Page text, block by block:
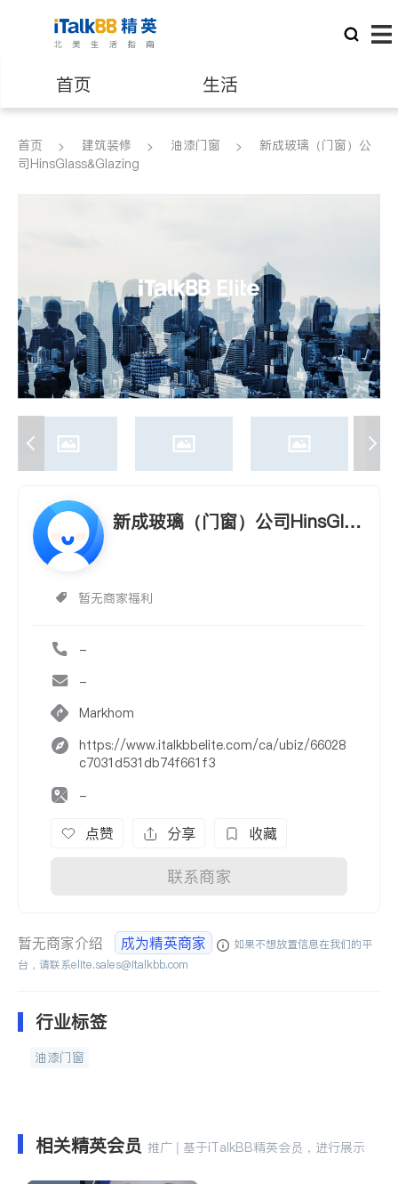
首页 生活
医生 律师
建筑装修
首页 建筑装修 油漆门窗
新成玻璃（门窗）公
司HinsGlass&Glazing
新成玻璃（门窗）公司HinsGlas
暂无商家福利
-
-
Markhom
https://www.italkbbelite.com/ca/ubiz/66028
c7031d531db74f661f3
-
点赞 分享 收藏
联系商家
暂无商家介绍 成为精英商家
如果不想放置信息在我们的平
台，请联系elite.sales@italkbb.com
行业标签
油漆门窗
相关精英会员 推广 | 基于iTalkBB精英会员，进行展示